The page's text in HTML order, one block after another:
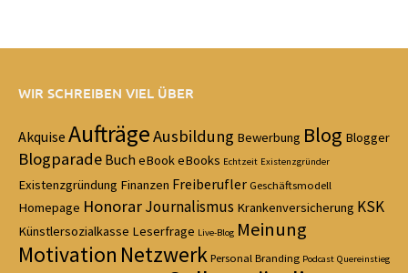
WIR SCHREIBEN VIEL ÜBER
Akquise AufträgeAusbildung Bewerbung Blog Blogger
Blogparade Buch eBookeBooks Echtzeit Existenzgründer
Existenzgründung Finanzen Freiberufler Geschäftsmodell
Homepage HonorarJournalismus Krankenversicherung KSK
Künstlersozialkasse Leserfrage Live-Blog Meinung
Motivation NetzwerkPersonal Branding Podcast Quereinstieg